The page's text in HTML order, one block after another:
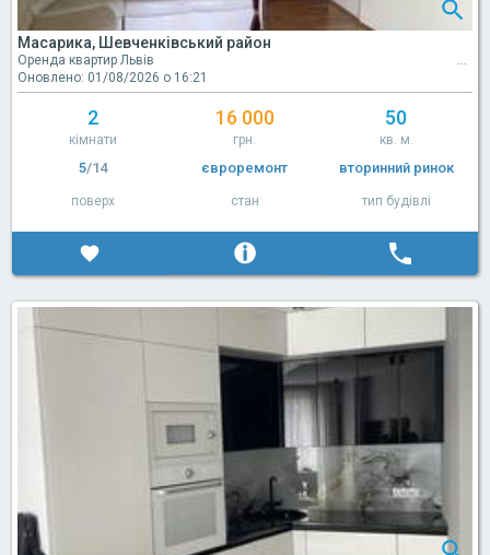
Масарика, Шевченківський район
Оренда квартир Львів
Оновлено: 01/08/2026 о 16:21
2
кімнати
16 000
грн.
50
кв. м.
5/14
поверх
євроремонт
стан
вторинний ринок
тип будівлі